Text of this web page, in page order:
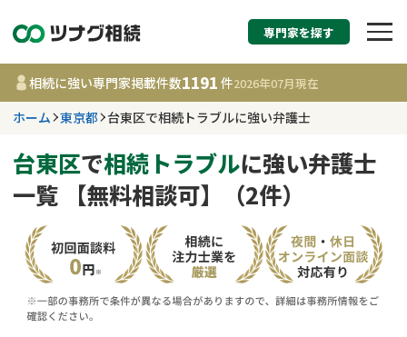
相続税申告・相続手
す
東京都
事務所 1191
相談内容で探す
専門家を探す
相続に強い専門家掲載件数1191 件2026年07月現在
ホーム 東京都 台東区で相続トラブルに強い弁護士
台東区で相続トラブルに強い弁護士
一覧 【無料相談可】（2件）